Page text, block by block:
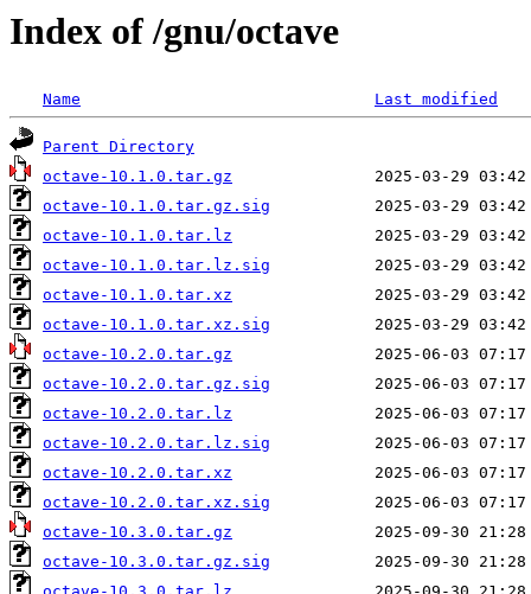
Index of /gnu/octave
Name Last modified
Parent Directory
octave-10.1.0.tar.gz
octave-10.1.0.tar.gz.sig
octave-10.1.0.tar.lz
octave-10.1.0.tar.lz.sig
octave-10.1.0.tar.xz
octave-10.1.0.tar.xz.sig
octave-10.2.0.tar.gz
octave-10.2.0.tar.gz.sig
octave-10.2.0.tar.lz
octave-10.2.0.tar.lz.sig
octave-10.2.0.tar.xz
octave-10.2.0.tar.xz.sig
octave-10.3.0.tar.gz
octave-10.3.0.tar.gz.sig